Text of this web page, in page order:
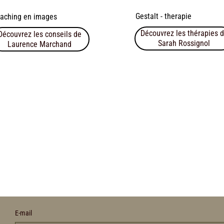
en images
les conseils de
Laurence Marchand
Gestalt - therapie
Découvrez les thérapies
Sarah Rossignol
E‑mail